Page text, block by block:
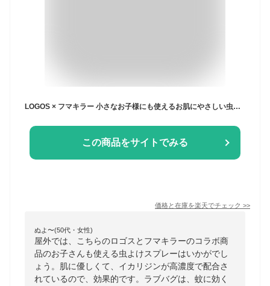
LOGOS × フマキラー 小さなお子様にも使えるお肌にやさしい虫よけ 60ml ベビーソープのやさしい香り 0歳から使える イカリジン15%配合 虫よけ効果最大8時間
この商品をサイトでみる
価格と在庫を楽天でチェック >>
ぬよ〜(50代・女性)
屋外では、こちらのロゴスとフマキラーのコラボ商
品のお子さんも使える虫よけスプレーはいかがでし
ょう。肌に優しくて、イカリジンが高濃度で配合さ
れているので、効果的です。ラブバグは、蚊に効く